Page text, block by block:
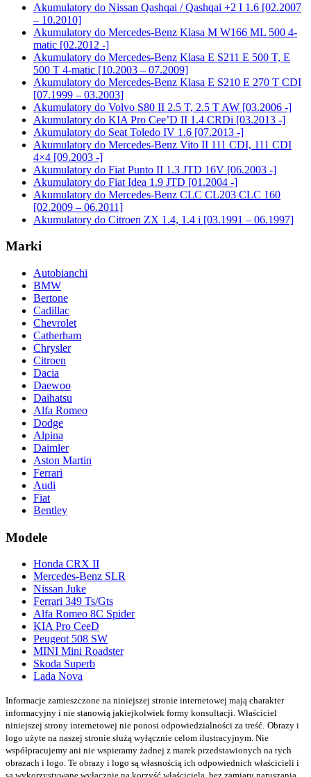
Akumulatory do Nissan Qashqai / Qashqai +2 I 1.6 [02.2007
– 10.2010]
Akumulatory do Mercedes-Benz Klasa M W166 ML 500 4-
matic [02.2012 -]
Akumulatory do Mercedes-Benz Klasa E S211 E 500 T, E
500 T 4-matic [10.2003 – 07.2009]
Akumulatory do Mercedes-Benz Klasa E S210 E 270 T CDI
[07.1999 – 03.2003]
Akumulatory do Volvo S80 II 2.5 T, 2.5 T AW [03.2006 -]
Akumulatory do KIA Pro Cee’D II 1.4 CRDi [03.2013 -]
Akumulatory do Seat Toledo IV 1.6 [07.2013 -]
Akumulatory do Mercedes-Benz Vito II 111 CDI, 111 CDI
4×4 [09.2003 -]
Akumulatory do Fiat Punto II 1.3 JTD 16V [06.2003 -]
Akumulatory do Fiat Idea 1.9 JTD [01.2004 -]
Akumulatory do Mercedes-Benz CLC CL203 CLC 160
[02.2009 – 06.2011]
Akumulatory do Citroen ZX 1.4, 1.4 i [03.1991 – 06.1997]
Marki
Autobianchi
BMW
Bertone
Cadillac
Chevrolet
Catherham
Chrysler
Citroen
Dacia
Daewoo
Daihatsu
Alfa Romeo
Dodge
Alpina
Daimler
Aston Martin
Ferrari
Audi
Fiat
Bentley
Modele
Honda CRX II
Mercedes-Benz SLR
Nissan Juke
Ferrari 349 Ts/Gts
Alfa Romeo 8C Spider
KIA Pro CeeD
Peugeot 508 SW
MINI Mini Roadster
Skoda Superb
Lada Nova
Informacje zamieszczone na niniejszej stronie internetowej mają charakter
informacyjny i nie stanowią jakiejkolwiek formy konsultacji. Właściciel
niniejszej strony internetowej nie ponosi odpowiedzialności za treść. Obrazy i
logo użyte na naszej stronie służą wyłącznie celom ilustracyjnym. Nie
współpracujemy ani nie wspieramy żadnej z marek przedstawionych na tych
obrazach i logo. Te obrazy i logo są własnością ich odpowiednich właścicieli i